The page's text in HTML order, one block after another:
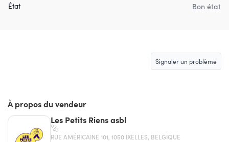
État Bon état
Signaler un problème
À propos du vendeur
Les Petits Riens asbl
RUE AMÉRICAINE 101, 1050 IXELLES, BELGIQUE